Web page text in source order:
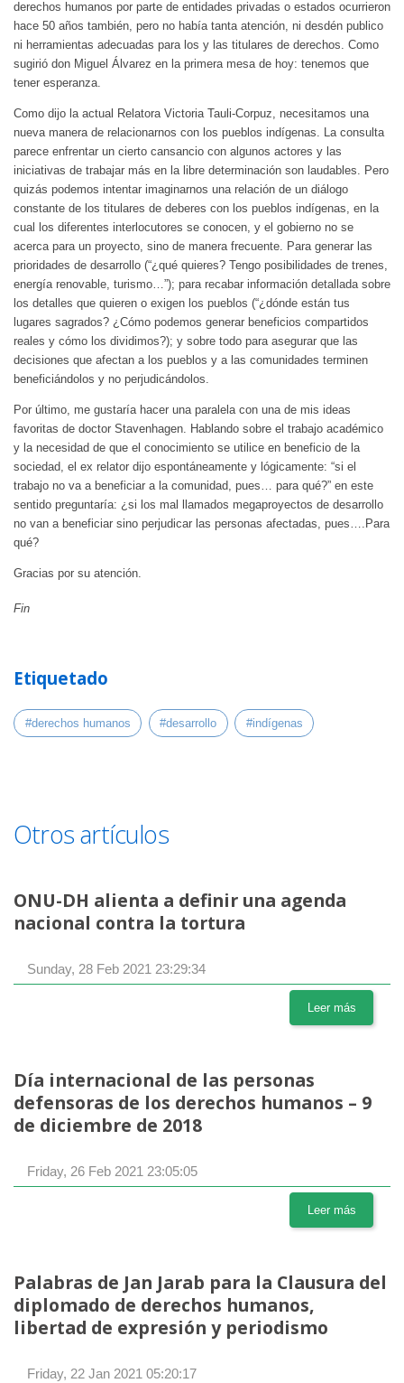
derechos humanos por parte de entidades privadas o estados ocurrieron
hace 50 años también, pero no había tanta atención, ni desdén publico
ni herramientas adecuadas para los y las titulares de derechos. Como
sugirió don Miguel Álvarez en la primera mesa de hoy: tenemos que
tener esperanza.
Como dijo la actual Relatora Victoria Tauli-Corpuz, necesitamos una
nueva manera de relacionarnos con los pueblos indígenas. La consulta
parece enfrentar un cierto cansancio con algunos actores y las
iniciativas de trabajar más en la libre determinación son laudables. Pero
quizás podemos intentar imaginarnos una relación de un diálogo
constante de los titulares de deberes con los pueblos indígenas, en la
cual los diferentes interlocutores se conocen, y el gobierno no se
acerca para un proyecto, sino de manera frecuente. Para generar las
prioridades de desarrollo (“¿qué quieres? Tengo posibilidades de trenes,
energía renovable, turismo…”); para recabar información detallada sobre
los detalles que quieren o exigen los pueblos (“¿dónde están tus
lugares sagrados? ¿Cómo podemos generar beneficios compartidos
reales y cómo los dividimos?); y sobre todo para asegurar que las
decisiones que afectan a los pueblos y a las comunidades terminen
beneficiándolos y no perjudicándolos.
Por último, me gustaría hacer una paralela con una de mis ideas
favoritas de doctor Stavenhagen. Hablando sobre el trabajo académico
y la necesidad de que el conocimiento se utilice en beneficio de la
sociedad, el ex relator dijo espontáneamente y lógicamente: “si el
trabajo no va a beneficiar a la comunidad, pues… para qué?” en este
sentido preguntaría: ¿si los mal llamados megaproyectos de desarrollo
no van a beneficiar sino perjudicar las personas afectadas, pues….Para
qué?
Gracias por su atención.
Fin
Etiquetado
#derechos humanos #desarrollo #indígenas
Otros artículos
ONU-DH alienta a definir una agenda
nacional contra la tortura
Sunday, 28 Feb 2021 23:29:34
Leer más
Día internacional de las personas
defensoras de los derechos humanos – 9
de diciembre de 2018
Friday, 26 Feb 2021 23:05:05
Leer más
Palabras de Jan Jarab para la Clausura del
diplomado de derechos humanos,
libertad de expresión y periodismo
Friday, 22 Jan 2021 05:20:17